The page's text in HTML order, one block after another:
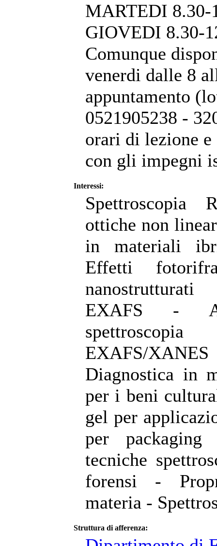
MARTEDI 8.30-
GIOVEDI 8.30-
Comunque
venerdi dalle 8
appuntamento
0521905238 -
orari di lezione
con gli impegni
Interessi:
Spettroscopia
ottiche non
in materiali
Effetti
EXAFS -
EXAFS/
Diagnostica in
per i beni
gel per
per
tecniche
forensi -
materia -
Struttura di afferenza: